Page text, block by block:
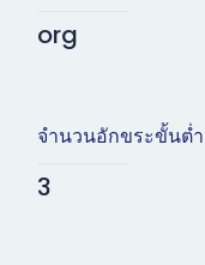
org
จำนวนอักขระขั้นต่ำ
3